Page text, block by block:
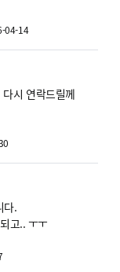
04-14
시 연락드릴께
다.
고.. ㅜㅜ